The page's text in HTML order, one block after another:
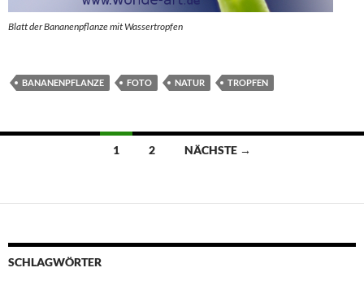
Blatt der Bananenpflanze mit Wassertropfen
BANANENPFLANZE FOTO NATUR TROPFEN
Beitragsnavigation
1 2 NÄCHSTE →
SCHLAGWÖRTER